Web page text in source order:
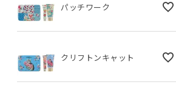
パッチワーク
クリフトンキャット